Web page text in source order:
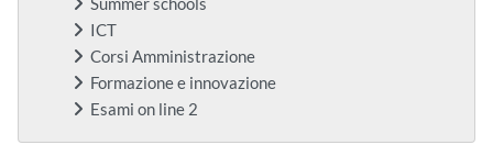
Summer schools
ICT
Corsi Amministrazione
Formazione e innovazione
Esami on line 2